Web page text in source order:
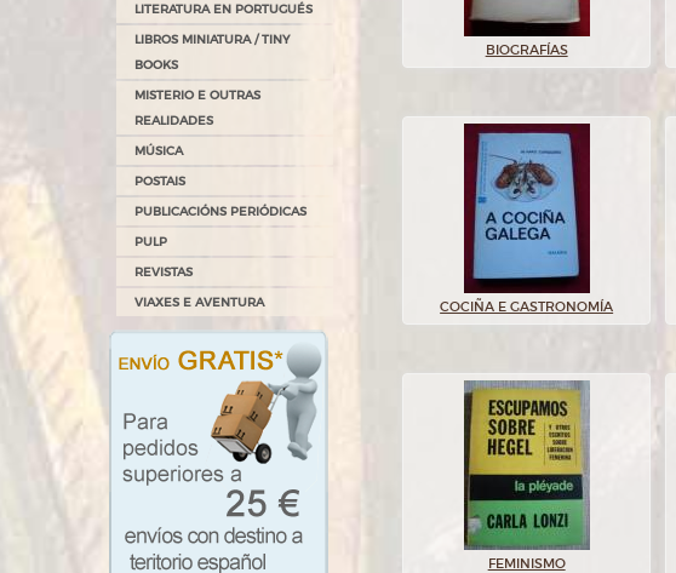
LITERATURA EN PORTUGUÉS
LIBROS MINIATURA / TINY
BOOKS
MISTERIO E OUTRAS
REALIDADES
MÚSICA
POSTAIS
PUBLICACIÓNS PERIÓDICAS
PULP
REVISTAS
VIAXES E AVENTURA
BIOGRAFÍAS
COCIÑA E GASTRONOMÍA
FEMINISMO